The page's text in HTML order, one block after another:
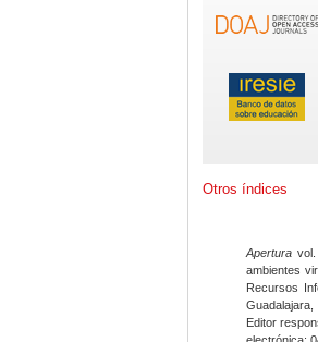
Otros índices
Apertura
ambientes
Recursos
Editor